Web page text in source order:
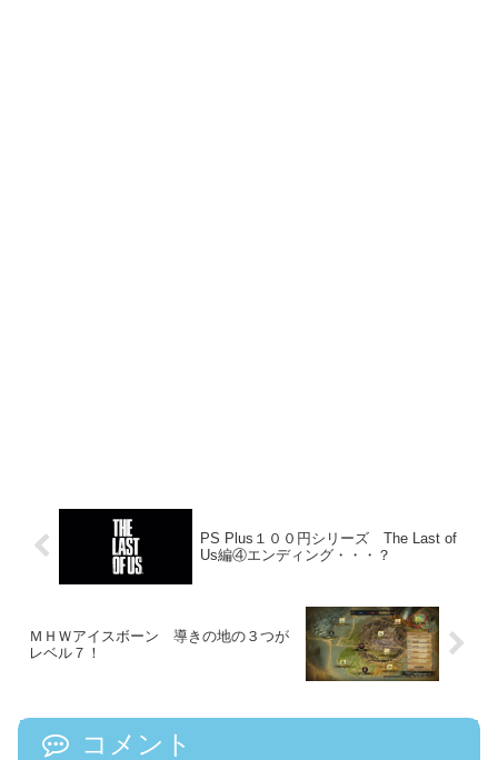
PS Plus１００円シリーズ The Last of
Us編④エンディング・・・？
ＭＨＷアイスボーン 導きの地の３つが
レベル７！
コメント